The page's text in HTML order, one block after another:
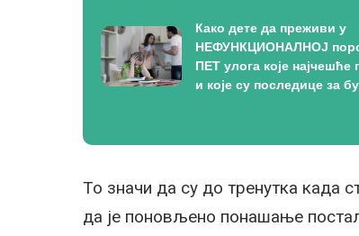
Како дете да преживи у
НЕФУНКЦИОНАЛНОЈ
ПЕТ улога које најчешће
и које су последице за
То значи да су до тренутка када
да је поновљено понашање